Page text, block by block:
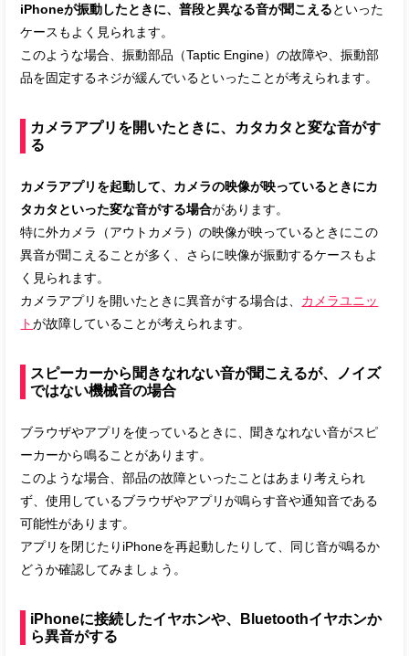
iPhoneが振動したときに、普段と異なる音が聞こえるといった
ケースもよく見られます。
このような場合、振動部品（Taptic Engine）の故障や、振動部
品を固定するネジが緩んでいるといったことが考えられます。
カメラアプリを開いたときに、カタカタと変な音がす
る
カメラアプリを起動して、カメラの映像が映っているときにカ
タカタといった変な音がする場合があります。
特に外カメラ（アウトカメラ）の映像が映っているときにこの
異音が聞こえることが多く、さらに映像が振動するケースもよ
く見られます。
カメラアプリを開いたときに異音がする場合は、 カメラユニッ
トが故障していることが考えられます。
スピーカーから聞きなれない音が聞こえるが、ノイズ
ではない機械音の場合
ブラウザやアプリを使っているときに、聞きなれない音がスピ
ーカーから鳴ることがあります。
このような場合、部品の故障といったことはあまり考えられ
ず、使用しているブラウザやアプリが鳴らす音や通知音である
可能性があります。
アプリを閉じたりiPhoneを再起動したりして、同じ音が鳴るか
どうか確認してみましょう。
iPhoneに接続したイヤホンや、Bluetoothイヤホンか
ら異音がする